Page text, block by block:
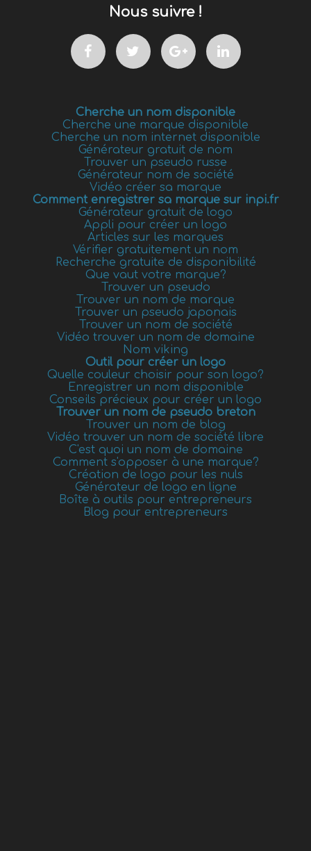
Nous suivre !
Cherche un nom disponible
Cherche une marque disponible
Cherche un nom internet disponible
Générateur gratuit de nom
Trouver un pseudo russe
Générateur nom de société
Vidéo créer sa marque
Comment enregistrer sa marque sur inpi.fr
Générateur gratuit de logo
Appli pour créer un logo
Articles sur les marques
Vérifier gratuitement un nom
Recherche gratuite de disponibilité
Que vaut votre marque?
Trouver un pseudo
Trouver un nom de marque
Trouver un pseudo japonais
Trouver un nom de société
Vidéo trouver un nom de domaine
Nom viking
Outil pour créer un logo
Quelle couleur choisir pour son logo?
Enregistrer un nom disponible
Conseils précieux pour créer un logo
Trouver un nom de pseudo breton
Trouver un nom de blog
Vidéo trouver un nom de société libre
C'est quoi un nom de domaine
Comment s'opposer à une marque?
Création de logo pour les nuls
Générateur de logo en ligne
Boîte à outils pour entrepreneurs
Blog pour entrepreneurs